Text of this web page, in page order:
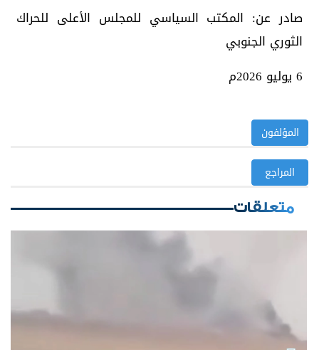
صادر عن: المكتب السياسي للمجلس الأعلى للحراك
الثوري الجنوبي
6 يوليو 2026م
المؤلفون
المراجع
متعلقات